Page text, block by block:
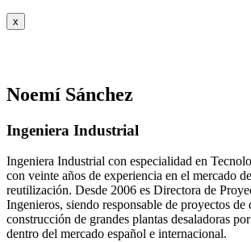
x
Noemí Sánchez
Ingeniera Industrial
Ingeniera Industrial con especialidad en
con veinte años de experiencia en el mercado
reutilización. Desde 2006 es Directora de
Ingenieros, siendo responsable de proyectos de
construcción de grandes plantas desaladoras
dentro del mercado español e internacional.